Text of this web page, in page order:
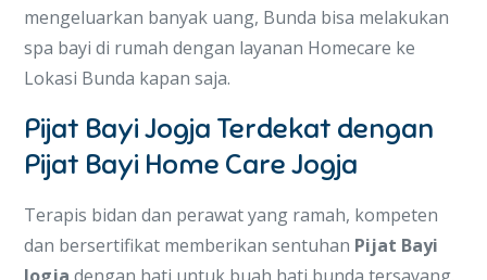
mengeluarkan banyak uang, Bunda bisa melakukan
spa bayi di rumah dengan layanan Homecare ke
Lokasi Bunda kapan saja.
Pijat Bayi Jogja Terdekat dengan
Pijat Bayi Home Care Jogja
Terapis bidan dan perawat yang ramah, kompeten
dan bersertifikat memberikan sentuhan Pijat Bayi